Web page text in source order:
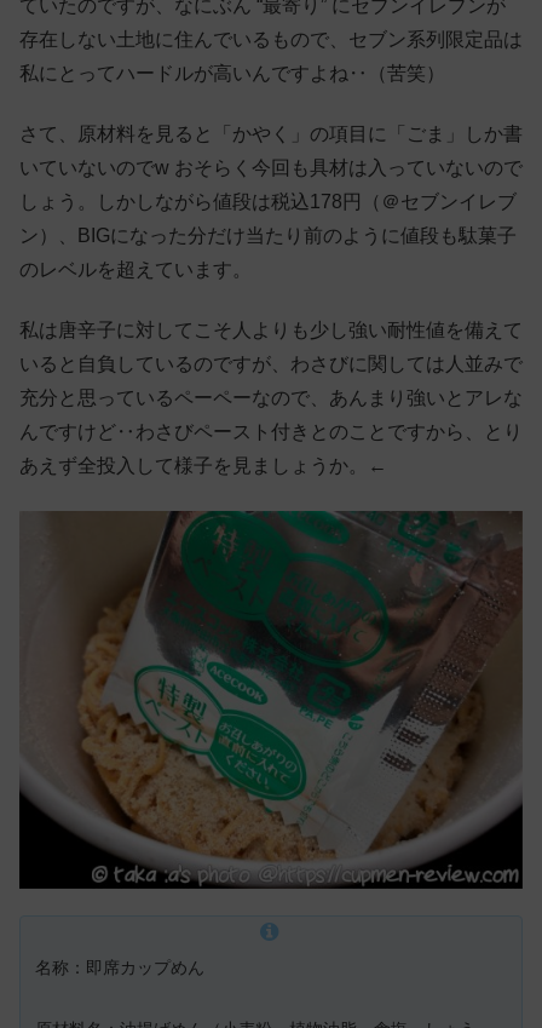
ていたのですが、なにぶん “最寄り” にセブンイレブンが
存在しない土地に住んでいるもので、セブン系列限定品は
私にとってハードルが高いんですよね‥（苦笑）
さて、原材料を見ると「かやく」の項目に「ごま」しか書
いていないのでw おそらく今回も具材は入っていないので
しょう。しかしながら値段は税込178円（＠セブンイレブ
ン）、BIGになった分だけ当たり前のように値段も駄菓子
のレベルを超えています。
私は唐辛子に対してこそ人よりも少し強い耐性値を備えて
いると自負しているのですが、わさびに関しては人並みで
充分と思っているペーペーなので、あんまり強いとアレな
んですけど‥わさびペースト付きとのことですから、とり
あえず全投入して様子を見ましょうか。←
名称：即席カップめん